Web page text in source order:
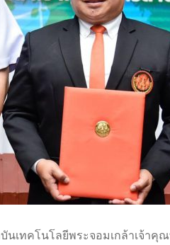
ทคโนโลยีพระจอมเกล้าเจ้าคุ